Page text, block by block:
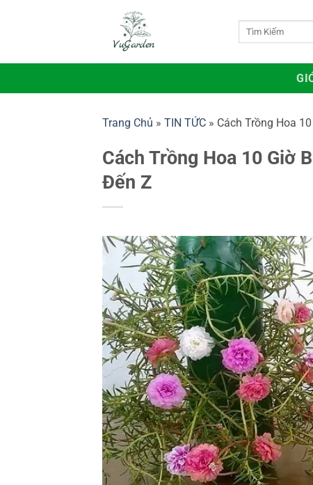
dung
Trang Chủ » TIN TỨC » Cách Trồng Hoa
Cách Trồng Hoa 10 Giờ
Đến Z